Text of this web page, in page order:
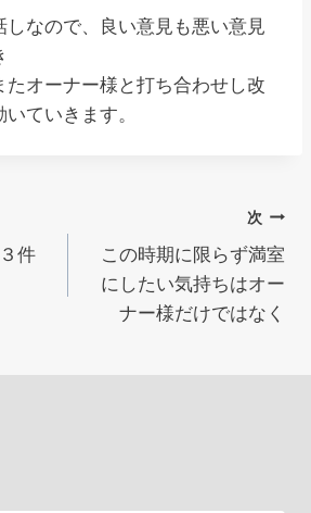
しなので、良い意見も悪い意見
たオーナー様と打ち合わせし改
ていきます。
件
次
この時期に限らず満室
にしたい気持ちはオー
ナー様だけではなく